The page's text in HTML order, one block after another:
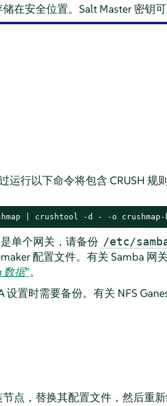
在安全位置。Salt Master 密钥
运行以下命令将包含 CRUSH 规
| crushtool -d - -o
单个网关，请备份 /etc/
配置文件。有关 Samba 网
数据”。
设置时需要备份。有关 NFS
点，替换其配置文件，然后重